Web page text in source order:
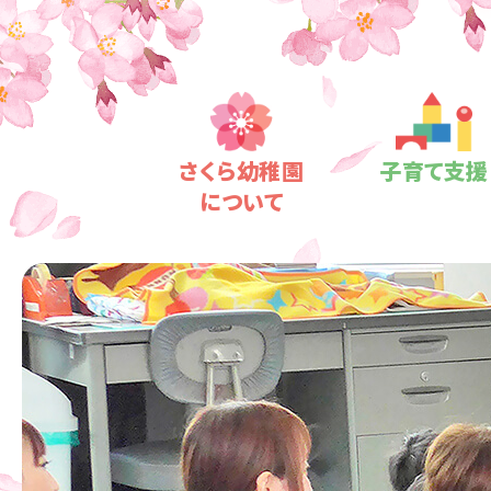
さくら幼稚園
について
子育て支援